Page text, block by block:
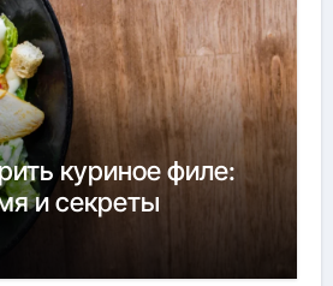
куриное филе:
и секреты